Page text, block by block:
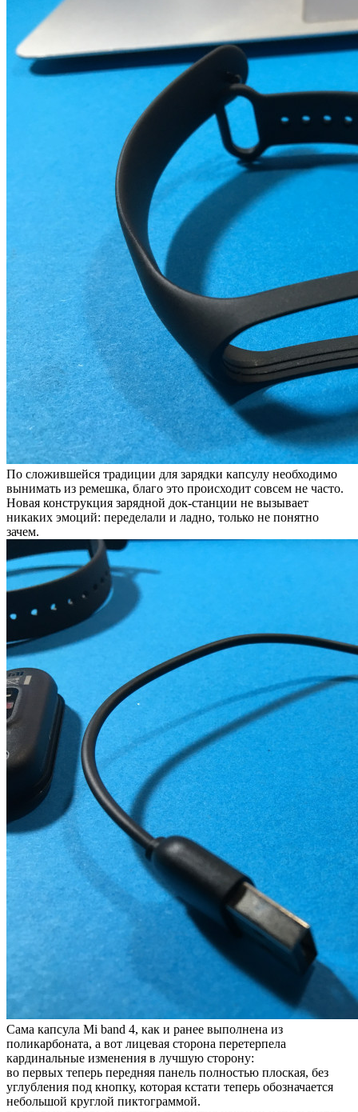
По сложившейся традиции для зарядки капсулу необходимо
вынимать из ремешка, благо это происходит совсем не часто.
Новая конструкция зарядной док-станции не вызывает
никаких эмоций: переделали и ладно, только не понятно
зачем.
Сама капсула Mi band 4, как и ранее выполнена из
поликарбоната, а вот лицевая сторона перетерпела
кардинальные изменения в лучшую сторону:
во первых теперь передняя панель полностью плоская, без
углубления под кнопку, которая кстати теперь обозначается
небольшой круглой пиктограммой.